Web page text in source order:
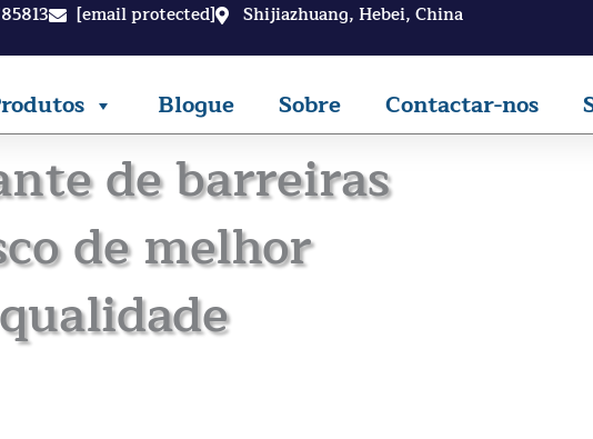
[email protected] Shijiazhuang, Hebei, China
Blogue Sobre Contactar-nos
de barreiras
de melhor
qualidade